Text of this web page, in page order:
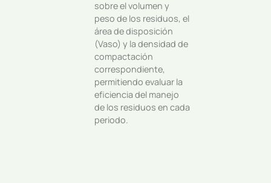
sobre el volumen y
peso de los residuos, el
área de disposición
(Vaso) y la densidad de
compactación
correspondiente,
permitiendo evaluar la
eficiencia del manejo
de los residuos en cada
periodo.